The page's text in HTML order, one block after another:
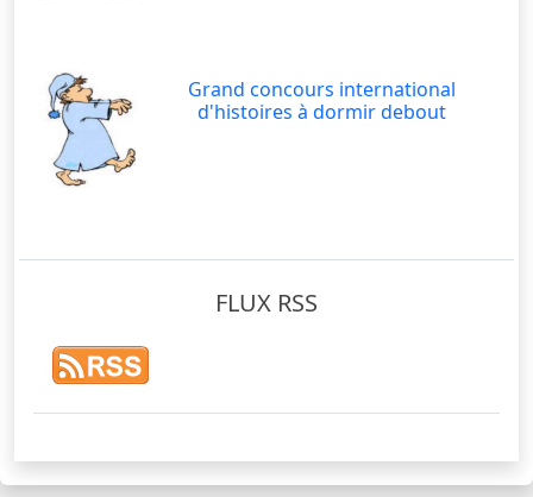
Grand concours international
d'histoires à dormir debout
FLUX RSS